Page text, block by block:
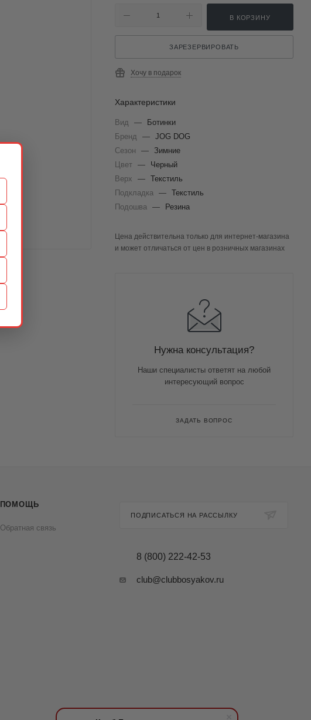
В КОРЗИНУ
ЗАРЕЗЕРВИРОВАТЬ
Хочу в подарок
Характеристики
Вид —
Ботинки
Бренд
— JOG DOG
Сезон
— Зимние
Цвет —
Черный
Верх
— Текстиль
Подкладка — Текстиль
Подошва — Резина
Цена действительна только для интернет-магазина
и может отличаться от цен в розничных магазинах
Нужна консультация?
Наши специалисты ответят на любой
интересующий вопрос
ЗАДАТЬ ВОПРОС
ПОМОЩЬ
Обратная связь
ПОДПИСАТЬСЯ НА РАССЫЛКУ
8 (800) 222-42-53
club@clubbosyakov.ru